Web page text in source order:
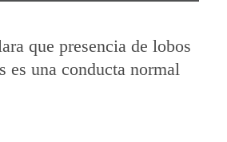
que presencia de lobos
es una conducta normal